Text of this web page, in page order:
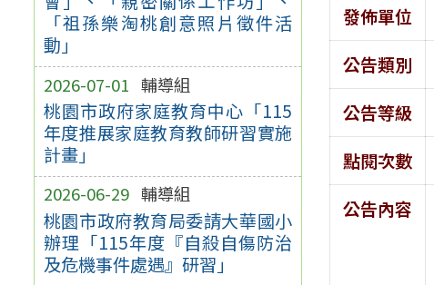
「祖孫樂淘桃創意照片徵件活
動」
2026-07-01 輔導組
桃園市政府家庭教育中心「115
年度推展家庭教育教師研習實施
計畫」
2026-06-29 輔導組
桃園市政府教育局委請大華國小
辦理「115年度『自殺自傷防治
及危機事件處遇』研習」
發佈單位
公告類別
公告等級
點閱次數
公告內容